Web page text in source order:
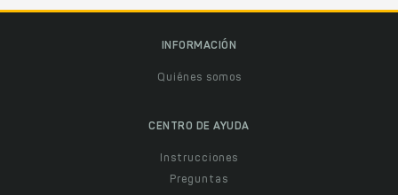
INFORMACIÓN
Quiénes somos
CENTRO DE AYUDA
Instrucciones
Preguntas